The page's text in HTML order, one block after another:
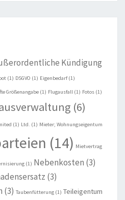
Kündigung
(1) DSGVO (1) Eigenbedarf(1)
Größenangabe (1) Flugausfall (1) Fotos (1)
(6)
(1) Ltd. (1) Mieter; Wohnungseigentum
(14) Mietvertrag
(1) Nebenkosten (3)
(3)
(3) Taubenfütterung (1) Teileigentum